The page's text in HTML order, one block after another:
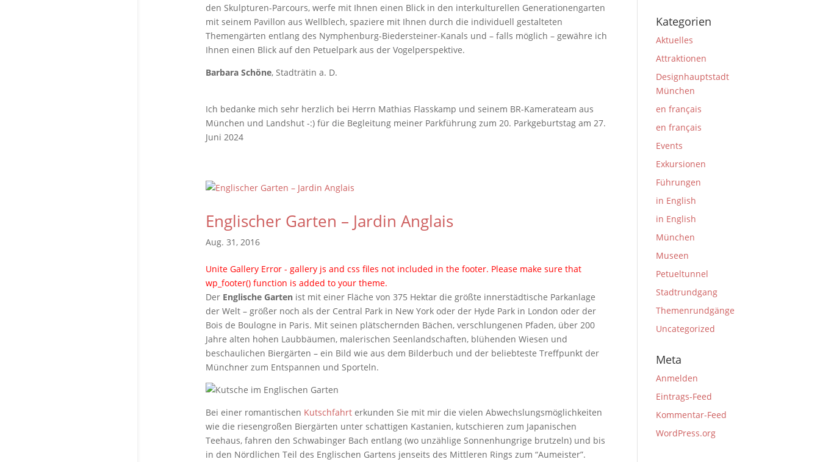
den Skulpturen-Parcours, werfe mit Ihnen einen Blick in den interkulturellen Generationengarten
mit seinem Pavillon aus Wellblech, spaziere mit Ihnen durch die individuell gestalteten
Themengärten entlang des Nymphenburg-Biedersteiner-Kanals und – falls möglich – gewähre ich
Ihnen einen Blick auf den Petuelpark aus der Vogelperspektive.
Barbara Schöne, Stadträtin a. D.
Ich bedanke mich sehr herzlich bei Herrn Mathias Flasskamp und seinem BR-Kamerateam aus
München und Landshut -:) für die Begleitung meiner Parkführung zum 20. Parkgeburtstag am 27.
Juni 2024
Englischer Garten – Jardin Anglais
Aug. 31, 2016
Unite Gallery Error - gallery js and css files not included in the footer. Please make sure that
wp_footer() function is added to your theme.
Der Englische Gartenist mit einer Fläche von 375 Hektar die größte innerstädtische Parkanlage
der Welt – größer noch als der Central Park in New York oder der Hyde Park in London oder der
Bois de Boulogne in Paris. Mit seinen plätschernden Bächen, verschlungenen Pfaden, über 200
Jahre alten hohen Laubbäumen, malerischen Seenlandschaften, blühenden Wiesen und
beschaulichen Biergärten – ein Bild wie aus dem Bilderbuch und der beliebteste Treffpunkt der
Münchner zum Entspannen und Sporteln.
Bei einer romantischen Kutschfahrt erkunden Sie mit mir die vielen Abwechslungsmöglichkeiten
wie die riesengroßen Biergärten unter schattigen Kastanien, kutschieren zum Japanischen
Teehaus, fahren den Schwabinger Bach entlang (wo unzählige Sonnenhungrige brutzeln) und bis
in den Nördlichen Teil des Englischen Gartens jenseits des Mittleren Rings zum “Aumeister”.
Kategorien
Aktuelles
Attraktionen
Designhauptstadt
München
en français
en français
Events
Exkursionen
Führungen
in English
in English
München
Museen
Petueltunnel
Stadtrundgang
Themenrundgänge
Uncategorized
Meta
Anmelden
Eintrags-Feed
Kommentar-Feed
WordPress.org